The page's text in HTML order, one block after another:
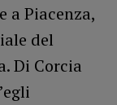
a Piacenza,
del
Di Corcia